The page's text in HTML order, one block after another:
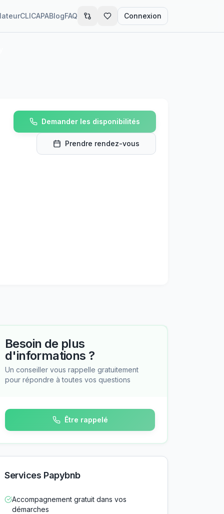
CLICAPABlogFAQ Connexion
Demander les disponibilités
Prendre rendez-vous
Besoin de plus
d'informations ?
Un conseiller vous rappelle gratuitement
pour répondre à toutes vos questions
Être rappelé
Services Papybnb
Accompagnement gratuit dans vos
démarches